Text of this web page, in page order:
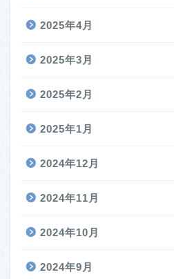
2025年4月
2025年3月
2025年2月
2025年1月
2024年12月
2024年11月
2024年10月
2024年9月